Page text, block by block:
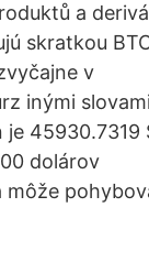
a
skratkou
v
inými slovami
je 45930.7319
dolárov
môže